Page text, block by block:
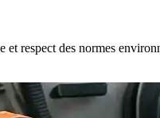
respect des normes